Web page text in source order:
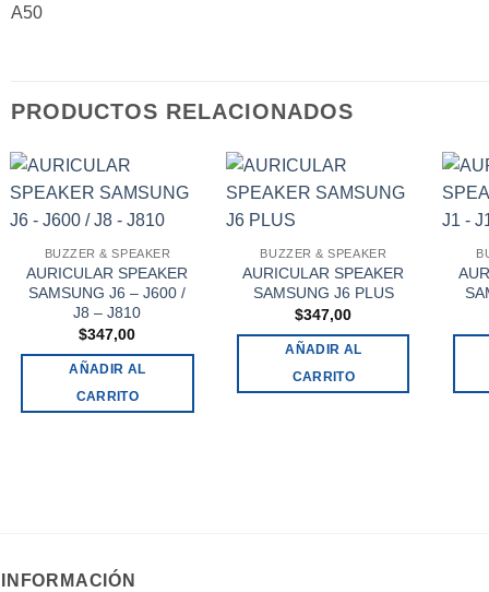
A50
PRODUCTOS RELACIONADOS
BUZZER & SPEAKER
AURICULAR SPEAKER
SAMSUNG J6 – J600 /
J8 – J810
$347,00
AÑADIR AL
CARRITO
BUZZER & SPEAKER
AURICULAR SPEAKER
SAMSUNG J6 PLUS
$347,00
AÑADIR AL
CARRITO
INFORMACIÓN